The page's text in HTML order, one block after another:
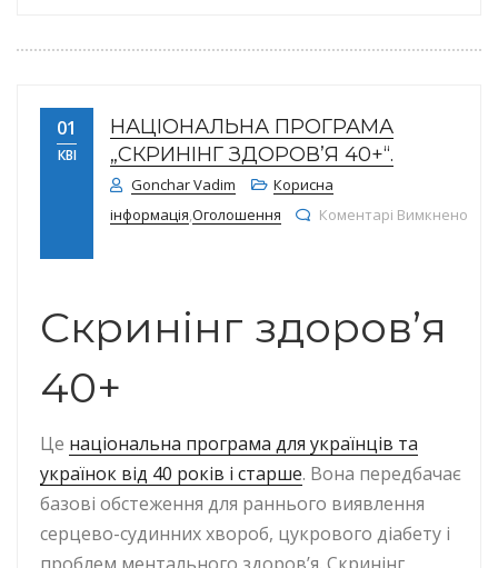
01
КВІ
НАЦІОНАЛЬНА ПРОГРАМА
„СКРИНІНГ ЗДОРОВ’Я 40+“.
Gonchar Vadim
Корисна
інформація Оголошення
Коментарі Вимкнено
Скринінг здоровʼя
40+
Це національна програма для українців та
українок від 40 років і старше. Вона передбачає
базові обстеження для раннього виявлення
серцево-судинних хвороб, цукрового діабету і
проблем ментального здоров’я. Скринінг